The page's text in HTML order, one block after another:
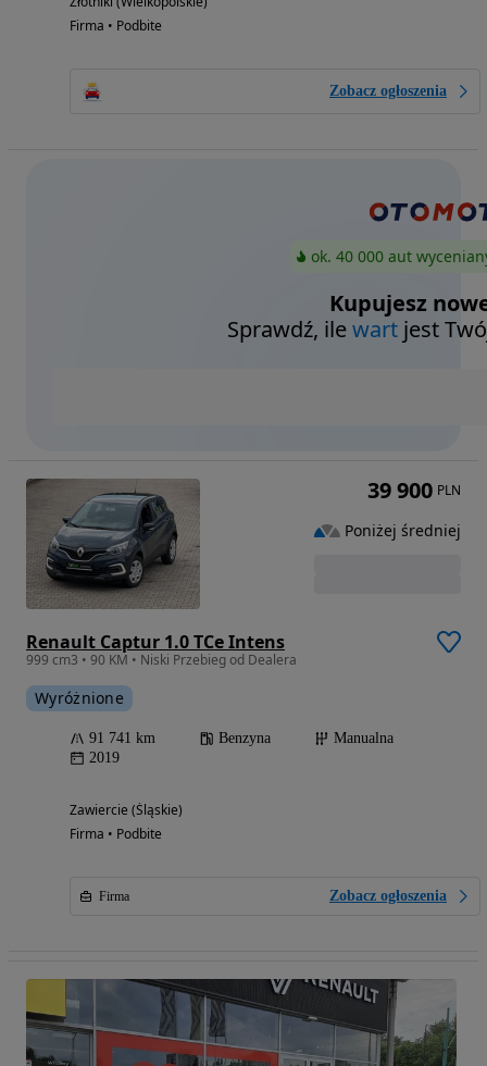
Firma • Podbite
Zobacz ogłoszenia
ok. 40 000 aut
Kupujesz
Sprawdź, ilewart jest
Renault Captur 1.0 TCe Intens
999 cm3 • 90 KM • Niski Przebieg od Dealera
Wyróżnione
91 741 km Benzyna
Manualna
2019
Zawiercie (Śląskie)
Firma • Podbite
Firma Zobacz ogłoszenia
39 900 PLN
Poniżej średniej